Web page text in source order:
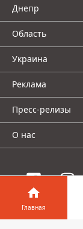
Днепр
Область
Украина
Реклама
Пресс-релизы
О нас
Главная